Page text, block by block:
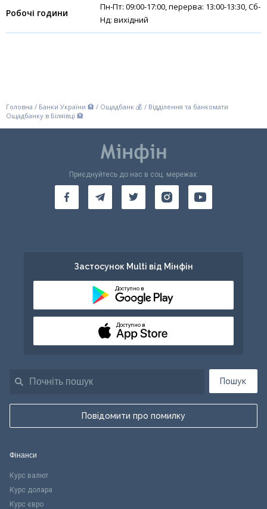
Пн-Пт: 09:00-17:00, перерва: 13:00-13:30, Сб-
Нд: вихідний
Головна / Банки України 🏦 / Ощадбанк 💰 / Відділення та банкомати
Ощадбанку в Біляївці 🏦
Пошук
Повідомити про помилку
Приєднуйтесь до нас в соц. мережах:
Застосунок Multi від Мінфін
Доступно в
Доступно в
Фінанси
Курс валют
Курс долара
Курс євро